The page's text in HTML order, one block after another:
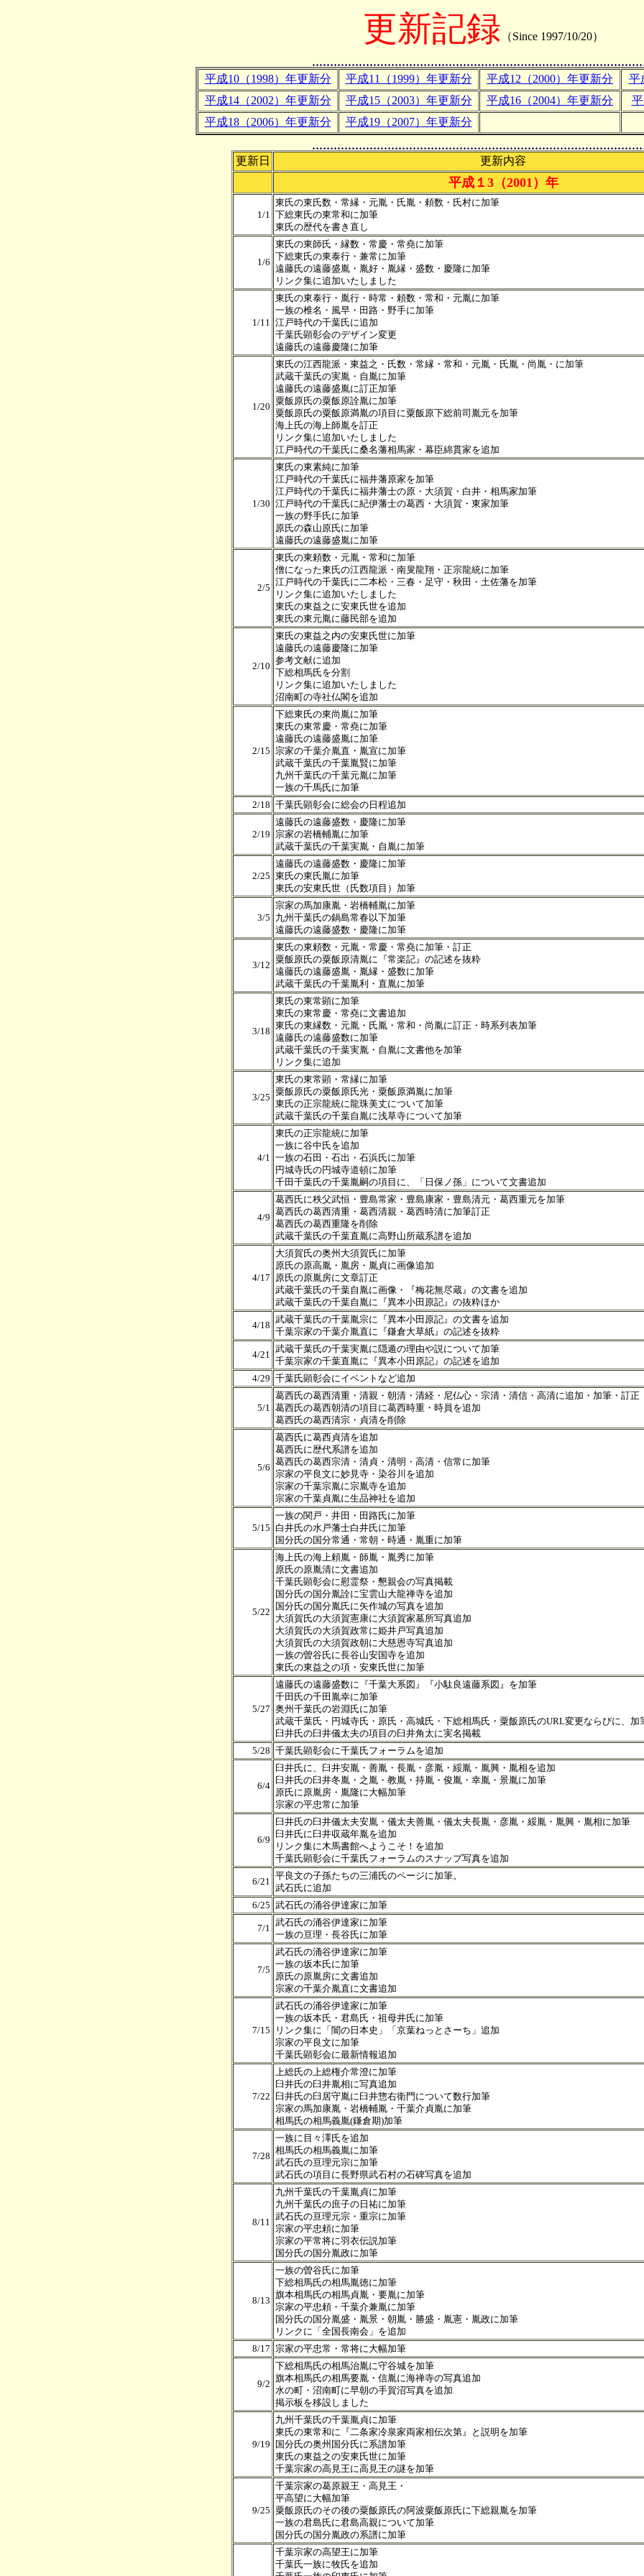
更新記録 （Since 1997/10/20）
平成10（1998）年更新分 平成11（1999）年更新分 平成12（2000）年更新分
平
平成14（2002）年更新分
平成15（2003）年更新分 平成16（2004）年更新分
平成18（2006）年更新分
平成19（2007）年更新分
更新日 更新内容
平成１3（2001）年
1/1
東氏の東氏数・常縁・元胤・氏胤・頼数・氏村に加筆
下総東氏の東常和に加筆
東氏の歴代を書き直し
1/6
東氏の東師氏・縁数・常慶・常堯に加筆
下総東氏の東泰行・兼常に加筆
遠藤氏の遠藤盛胤・胤好・胤縁・盛数・慶隆に加筆
リンク集に追加いたしました
1/11
東氏の東泰行・胤行・時常・頼数・常和・元胤に加筆
一族の椎名・風早・田路・野手に加筆
江戸時代の千葉氏に追加
千葉氏顕彰会のデザイン変更
遠藤氏の遠藤慶隆に加筆
1/20
東氏の江西龍派・東益之・氏数・常縁・常和・元胤・氏胤・尚胤・に加筆
武蔵千葉氏の実胤・自胤に加筆
遠藤氏の遠藤盛胤に訂正加筆
粟飯原氏の粟飯原詮胤に加筆
粟飯原氏の粟飯原満胤の項目に粟飯原下総前司胤元を加筆
海上氏の海上師胤を訂正
リンク集に追加いたしました
江戸時代の千葉氏に桑名藩相馬家・幕臣綿貫家を追加
1/30
東氏の東素純に加筆
江戸時代の千葉氏に福井藩原家を加筆
江戸時代の千葉氏に福井藩士の原・大須賀・白井・相馬家加筆
江戸時代の千葉氏に紀伊藩士の葛西・大須賀・東家加筆
一族の野手氏に加筆
原氏の森山原氏に加筆
遠藤氏の遠藤盛胤に加筆
2/5
東氏の東頼数・元胤・常和に加筆
僧になった東氏の江西龍派・南叟龍翔・正宗龍統に加筆
江戸時代の千葉氏に二本松・三春・足守・秋田・土佐藩を加筆
リンク集に追加いたしました
東氏の東益之に安東氏世を追加
東氏の東元胤に藤民部を追加
2/10
東氏の東益之内の安東氏世に加筆
遠藤氏の遠藤慶隆に加筆
参考文献に追加
下総相馬氏を分割
リンク集に追加いたしました
沼南町の寺社仏閣を追加
2/15
下総東氏の東尚胤に加筆
東氏の東常慶・常堯に加筆
遠藤氏の遠藤盛胤に加筆
宗家の千葉介胤直・胤宣に加筆
武蔵千葉氏の千葉胤賢に加筆
九州千葉氏の千葉元胤に加筆
一族の千馬氏に加筆
2/18 千葉氏顕彰会に総会の日程追加
2/19
遠藤氏の遠藤盛数・慶隆に加筆
宗家の岩橋輔胤に加筆
武蔵千葉氏の千葉実胤・自胤に加筆
2/25
遠藤氏の遠藤盛数・慶隆に加筆
東氏の東氏胤に加筆
東氏の安東氏世（氏数項目）加筆
3/5
宗家の馬加康胤・岩橋輔胤に加筆
九州千葉氏の鍋島常春以下加筆
遠藤氏の遠藤盛数・慶隆に加筆
3/12
東氏の東頼数・元胤・常慶・常堯に加筆・訂正
粟飯原氏の粟飯原清胤に『常楽記』の記述を抜粋
遠藤氏の遠藤盛胤・胤縁・盛数に加筆
武蔵千葉氏の千葉胤利・直胤に加筆
3/18
東氏の東常顕に加筆
東氏の東常慶・常堯に文書追加
東氏の東縁数・元胤・氏胤・常和・尚胤に訂正・時系列表加筆
遠藤氏の遠藤盛数に加筆
武蔵千葉氏の千葉実胤・自胤に文書他を加筆
リンク集に追加
3/25
東氏の東常顕・常縁に加筆
粟飯原氏の粟飯原氏光・粟飯原満胤に加筆
東氏の正宗龍統に龍珠美丈について加筆
武蔵千葉氏の千葉自胤に浅草寺について加筆
4/1
東氏の正宗龍統に加筆
一族に谷中氏を追加
一族の石田・石出・石浜氏に加筆
円城寺氏の円城寺道頓に加筆
千田千葉氏の千葉胤嗣の項目に、「日保ノ孫」について文書追加
4/9
葛西氏に秩父武恒・豊島常家・豊島康家・豊島清元・葛西重元を加筆
葛西氏の葛西清重・葛西清親・葛西時清に加筆訂正
葛西氏の葛西重隆を削除
武蔵千葉氏の千葉直胤に高野山所蔵系譜を追加
4/17
大須賀氏の奥州大須賀氏に加筆
原氏の原高胤・胤房・胤貞に画像追加
原氏の原胤房に文章訂正
武蔵千葉氏の千葉自胤に画像・『梅花無尽蔵』の文書を追加
武蔵千葉氏の千葉自胤に『異本小田原記』の抜粋ほか
4/18
武蔵千葉氏の千葉胤宗に『異本小田原記』の文書を追加
千葉宗家の千葉介胤直に『鎌倉大草紙』の記述を抜粋
4/21
武蔵千葉氏の千葉実胤に隠遁の理由や説について加筆
千葉宗家の千葉直胤に『異本小田原記』の記述を追加
4/29 千葉氏顕彰会にイベントなど追加
5/1
葛西氏の葛西清重・清親・朝清・清経・尼仏心・宗清・清信・高清に追加・加筆・訂正
葛西氏の葛西朝清の項目に葛西時重・時員を追加
葛西氏の葛西清宗・貞清を削除
5/6
葛西氏に葛西貞清を追加
葛西氏に歴代系譜を追加
葛西氏の葛西宗清・清貞・清明・高清・信常に加筆
宗家の平良文に妙見寺・染谷川を追加
宗家の千葉宗胤に宗胤寺を追加
宗家の千葉貞胤に生品神社を追加
5/15
一族の関戸・井田・田路氏に加筆
白井氏の水戸藩士白井氏に加筆
国分氏の国分常通・常朝・時通・胤重に加筆
5/22
海上氏の海上頼胤・師胤・胤秀に加筆
原氏の原胤清に文書追加
千葉氏顕彰会に慰霊祭・懇親会の写真掲載
国分氏の国分胤詮に宝雲山大龍禅寺を追加
国分氏の国分胤氏に矢作城の写真を追加
大須賀氏の大須賀憲康に大須賀家墓所写真追加
大須賀氏の大須賀政常に姫井戸写真追加
大須賀氏の大須賀政朝に大慈恩寺写真追加
一族の曽谷氏に長谷山安国寺を追加
東氏の東益之の項・安東氏世に加筆
5/27
遠藤氏の遠藤盛数に『千葉大系図』『小駄良遠藤系図』を加筆
千田氏の千田胤幸に加筆
奥州千葉氏の岩淵氏に加筆
武蔵千葉氏・円城寺氏・原氏・高城氏・下総相馬氏・粟飯原氏のURL変更ならびに、加
臼井氏の臼井儀太夫の項目の臼井角太に実名掲載
5/28 千葉氏顕彰会に千葉氏フォーラムを追加
6/4
臼井氏に、臼井安胤・善胤・長胤・彦胤・綏胤・胤興・胤相を追加
臼井氏の臼井冬胤・之胤・教胤・持胤・俊胤・幸胤・景胤に加筆
原氏に原胤房・胤隆に大幅加筆
宗家の平忠常に加筆
6/9
臼井氏の臼井儀太夫安胤・儀太夫善胤・儀太夫長胤・彦胤・綏胤・胤興・胤相に加筆
臼井氏に臼井収蔵年胤を追加
リンク集に木馬書館へようこそ！を追加
千葉氏顕彰会に千葉氏フォーラムのスナップ写真を追加
6/21
平良文の子孫たちの三浦氏のページに加筆。
武石氏に追加
6/25 武石氏の涌谷伊達家に加筆
7/1
武石氏の涌谷伊達家に加筆
一族の亘理・長谷氏に加筆
7/5
武石氏の涌谷伊達家に加筆
一族の坂本氏に加筆
原氏の原胤房に文書追加
宗家の千葉介胤直に文書追加
7/15
武石氏の涌谷伊達家に加筆
一族の坂本氏・君島氏・祖母井氏に加筆
リンク集に「闇の日本史」「京葉ねっとさーち」追加
宗家の平良文に加筆
千葉氏顕彰会に最新情報追加
7/22
上総氏の上総権介常澄に加筆
臼井氏の臼井胤相に写真追加
臼井氏の臼居守胤に臼井惣右衛門について数行加筆
宗家の馬加康胤・岩橋輔胤・千葉介貞胤に加筆
相馬氏の相馬義胤(鎌倉期)加筆
7/28
一族に目々澤氏を追加
相馬氏の相馬義胤に加筆
武石氏の亘理元宗に加筆
武石氏の項目に長野県武石村の石碑写真を追加
8/11
九州千葉氏の千葉胤貞に加筆
九州千葉氏の庶子の日祐に加筆
武石氏の亘理元宗・重宗に加筆
宗家の平忠頼に加筆
宗家の平常将に羽衣伝説加筆
国分氏の国分胤政に加筆
8/13
一族の曽谷氏に加筆
下総相馬氏の相馬胤徳に加筆
旗本相馬氏の相馬貞胤・要胤に加筆
宗家の平忠頼・千葉介兼胤に加筆
国分氏の国分胤盛・胤景・朝胤・勝盛・胤憲・胤政に加筆
リンクに「全国長南会」を追加
8/17 宗家の平忠常・常将に大幅加筆
9/2
下総相馬氏の相馬治胤に守谷城を加筆
旗本相馬氏の相馬要胤・信胤に海禅寺の写真追加
水の町・沼南町に早朝の手賀沼写真を追加
掲示板を移設しました
9/19
九州千葉氏の千葉胤貞に加筆
東氏の東常和に『二条家冷泉家両家相伝次第』と説明を加筆
国分氏の奥州国分氏に系譜加筆
東氏の東益之の安東氏世に加筆
千葉宗家の高見王に高見王の謎を加筆
9/25
千葉宗家の葛原親王・高見王・
平高望に大幅加筆
粟飯原氏のその後の粟飯原氏の阿波粟飯原氏に下総親胤を加筆
一族の君島氏に君島高親について加筆
国分氏の国分胤政の系譜に加筆
千葉宗家の高望王に加筆
千葉氏一族に牧氏を追加